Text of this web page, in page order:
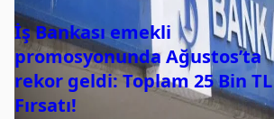
İş Bankası emekli
promosyonunda Ağustos’ta
rekor geldi: Toplam 25 Bin TL
Fırsatı!